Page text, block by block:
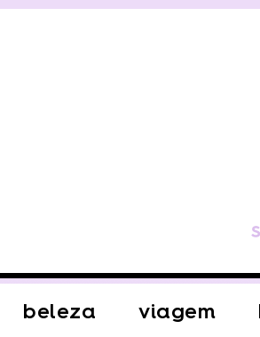
beleza viagem